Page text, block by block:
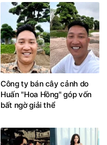
Công ty bán cây cảnh do
Huấn "Hoa Hồng" góp vốn
bất ngờ giải thể